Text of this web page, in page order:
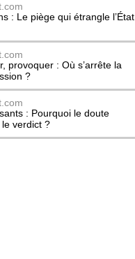
: Le piège qui étrangle l’État
provoquer : Où s’arrête la
?
: Pourquoi le doute
verdict ?